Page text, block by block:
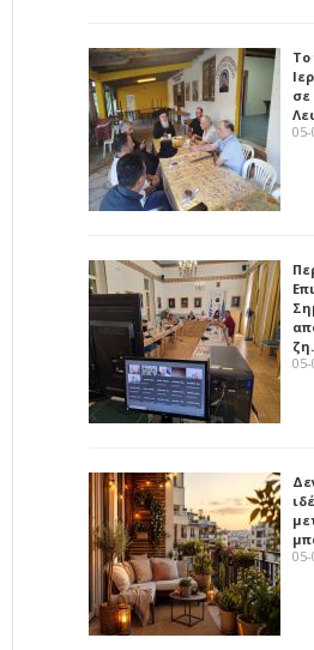
Το
σε